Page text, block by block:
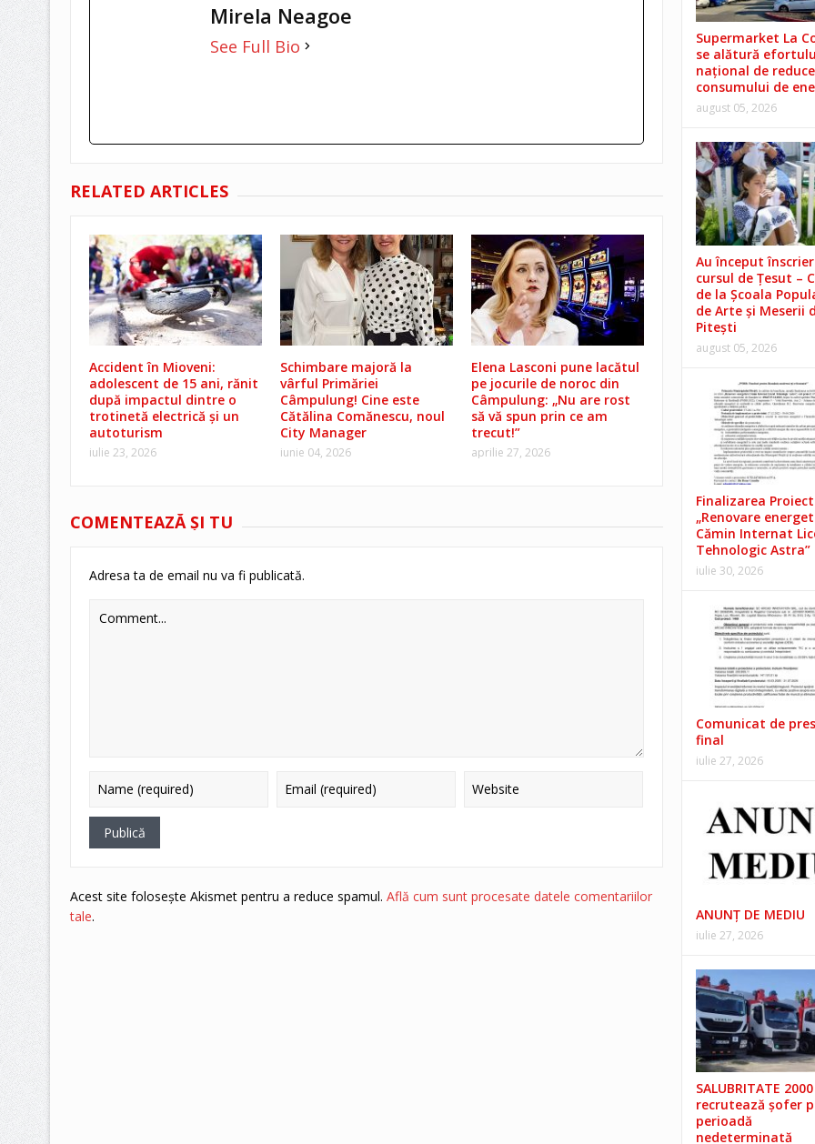
Mirela Neagoe
See Full Bio
RELATED ARTICLES
Accident în Mioveni:
adolescent de 15 ani, rănit
după impactul dintre o
trotinetă electrică și un
autoturism
iulie 23, 2026
Schimbare majoră la
vârful Primăriei
Câmpulung! Cine este
Cătălina Comănescu, noul
City Manager
iunie 04, 2026
Elena Lasconi pune lacătul
pe jocurile de noroc din
Câmpulung: „Nu are rost
să vă spun prin ce am
trecut!”
aprilie 27, 2026
COMENTEAZĂ ŞI TU
Adresa ta de email nu va fi publicată.
Acest site folosește Akismet pentru a reduce spamul. Află cum sunt procesate datele comentariilor
tale.
Supermarket La
se alătură
național de
consumului de
august 05, 2026
Au început
cursul de Țesut –
de la Școala
de Arte și Meserii
Pitești
august 05, 2026
Finalizarea
„Renovare
Cămin Internat
Tehnologic Astra”
iulie 30, 2026
Comunicat de
final
iulie 27, 2026
ANUNŢ DE MEDIU
iulie 27, 2026
SALUBRITATE
recrutează șofer
perioadă
nedeterminată